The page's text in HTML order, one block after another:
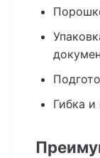
Гибка